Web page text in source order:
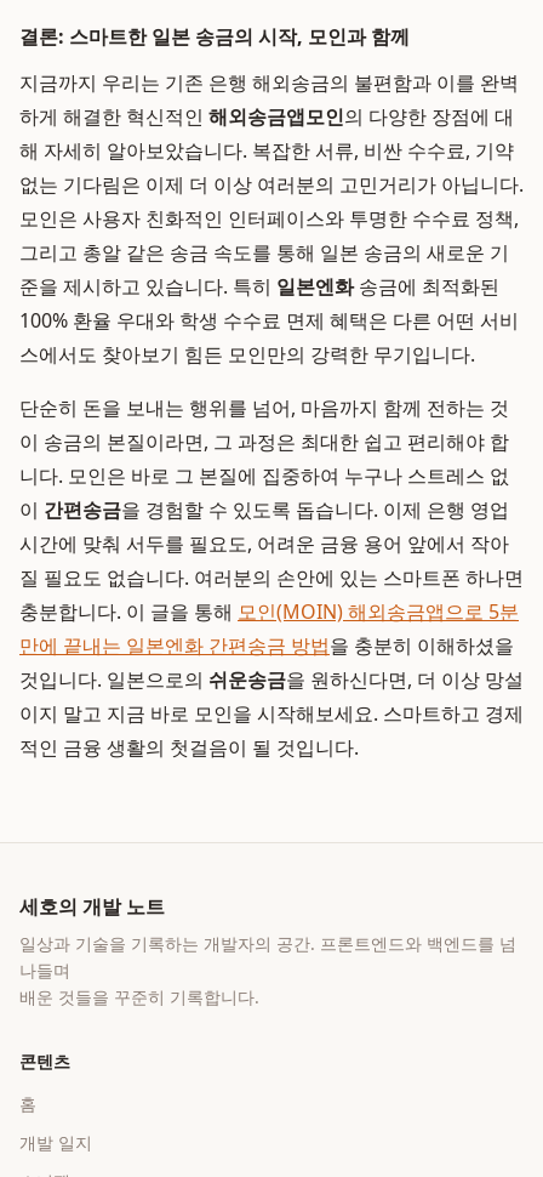
결론: 스마트한 일본 송금의 시작, 모인과 함께
지금까지 우리는 기존 은행 해외송금의 불편함과 이를 완벽
하게 해결한 혁신적인 해외송금앱모인의 다양한 장점에 대
해 자세히 알아보았습니다. 복잡한 서류, 비싼 수수료, 기약
없는 기다림은 이제 더 이상 여러분의 고민거리가 아닙니다.
모인은 사용자 친화적인 인터페이스와 투명한 수수료 정책,
그리고 총알 같은 송금 속도를 통해 일본 송금의 새로운 기
준을 제시하고 있습니다. 특히 일본엔화송금에 최적화된
100% 환율 우대와 학생 수수료 면제 혜택은 다른 어떤 서비
스에서도 찾아보기 힘든 모인만의 강력한 무기입니다.
단순히 돈을 보내는 행위를 넘어, 마음까지 함께 전하는 것
이 송금의 본질이라면, 그 과정은 최대한 쉽고 편리해야 합
니다. 모인은 바로 그 본질에 집중하여 누구나 스트레스 없
이 간편송금을 경험할 수 있도록 돕습니다. 이제 은행 영업
시간에 맞춰 서두를 필요도, 어려운 금융 용어 앞에서 작아
질 필요도 없습니다. 여러분의 손안에 있는 스마트폰 하나면
충분합니다. 이 글을 통해 모인(MOIN) 해외송금앱으로 5분
만에 끝내는 일본엔화 간편송금 방법을 충분히 이해하셨을
것입니다. 일본으로의 쉬운송금을 원하신다면, 더 이상 망설
이지 말고 지금 바로 모인을 시작해보세요. 스마트하고 경제
적인 금융 생활의 첫걸음이 될 것입니다.
세호의 개발 노트
일상과 기술을 기록하는 개발자의 공간. 프론트엔드와 백엔드를 넘
나들며
배운 것들을 꾸준히 기록합니다.
콘텐츠
홈
개발 일지